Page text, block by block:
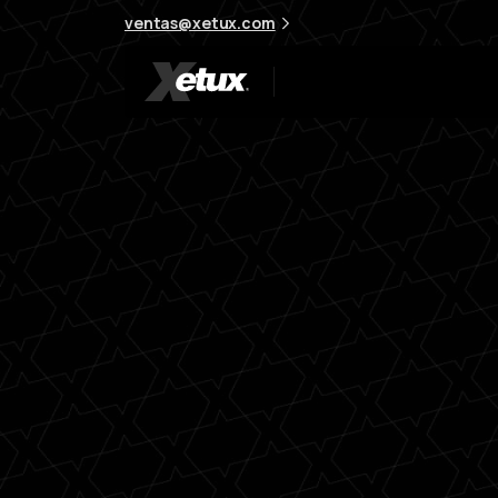
ventas@xetux.com